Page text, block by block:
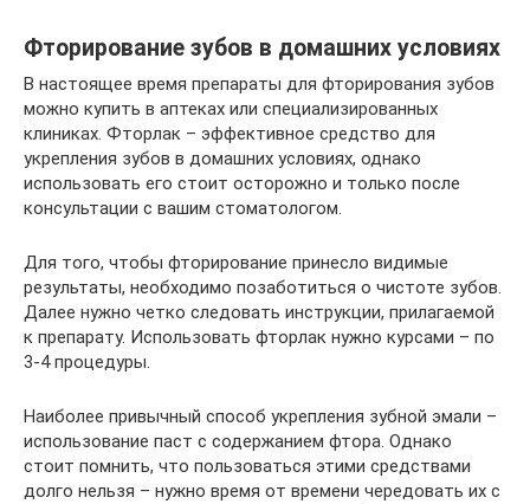
Фторирование зубов в домашних условиях
В настоящее время препараты для фторирования зубов
можно купить в аптеках или специализированных
клиниках. Фторлак – эффективное средство для
укрепления зубов в домашних условиях, однако
использовать его стоит осторожно и только после
консультации с вашим стоматологом.
Для того, чтобы фторирование принесло видимые
результаты, необходимо позаботиться о чистоте зубов.
Далее нужно четко следовать инструкции, прилагаемой
к препарату. Использовать фторлак нужно курсами – по
3-4 процедуры.
Наиболее привычный способ укрепления зубной эмали –
использование паст с содержанием фтора. Однако
стоит помнить, что пользоваться этими средствами
долго нельзя – нужно время от времени чередовать их с